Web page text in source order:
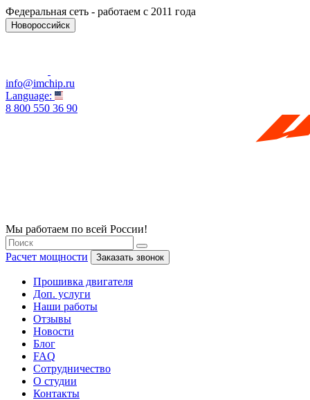
Федеральная сеть - работаем с 2011 года
Новороссийск
info@imchip.ru
Language:
8 800 550 36 90
Мы работаем по всей России!
Расчет мощности Заказать звонок
Прошивка двигателя
Доп. услуги
Наши работы
Отзывы
Новости
Блог
FAQ
Сотрудничество
О студии
Контакты